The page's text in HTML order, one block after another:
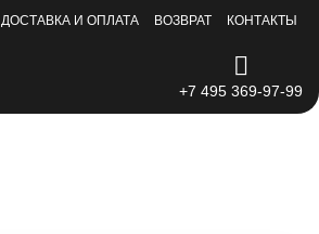
ДОСТАВКА И ОПЛАТА ВОЗВРАТ КОНТАКТЫ
+7 495 369-97-99